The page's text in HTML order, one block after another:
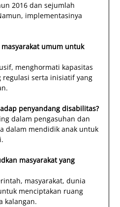
2016 dan sejumlah
implementasinya
umum untuk
menghormati kapasitas
serta inisiatif yang
penyandang disabilitas?
dalam pengasuhan dan
dalam mendidik anak untuk
masyarakat yang
masyarakat, dunia
menciptakan ruang
kalangan.